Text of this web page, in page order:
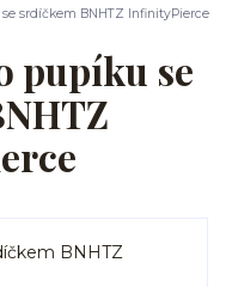
srdíčkem BNHTZ InfinityPierce
pupíku se